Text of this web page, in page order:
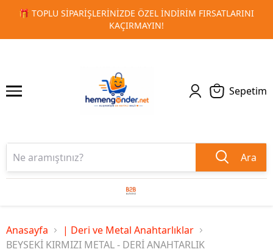
🚀 KURUMSAL PROMOSYON VE MATBAA
1 2
Sepetim
Ara
Anasayfa
| Deri ve Metal Anahtarlıklar
BEYSEKİ KIRMIZI METAL - DERİ ANAHTARLIK